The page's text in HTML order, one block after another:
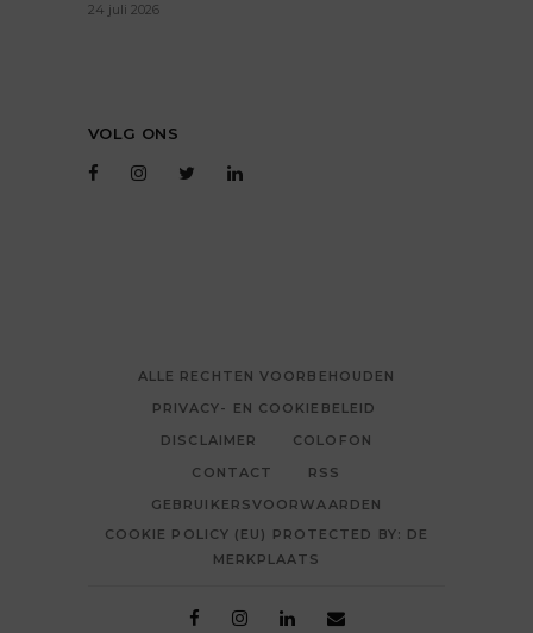
24 juli 2026
VOLG ONS
ALLE RECHTEN VOORBEHOUDEN
PRIVACY- EN COOKIEBELEID
DISCLAIMER
COLOFON
CONTACT
RSS
GEBRUIKERSVOORWAARDEN
COOKIE POLICY (EU) PROTECTED BY: DE
MERKPLAATS